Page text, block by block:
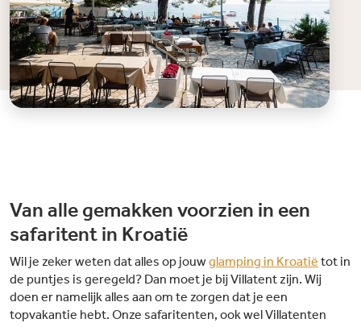
Van alle gemakken voorzien in een
safaritent in Kroatië
Wil je zeker weten dat alles op jouwglamping in Kroatië tot in
de puntjes is geregeld? Dan moet je bij Villatent zijn. Wij
doen er namelijk alles aan om te zorgen dat je een
topvakantie hebt. Onze safaritenten, ook wel Villatenten